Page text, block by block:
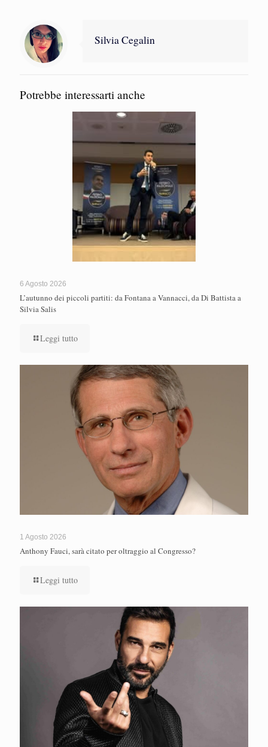
Silvia Cegalin
Potrebbe interessarti anche
6 Agosto 2026
L’autunno dei piccoli partiti: da Fontana a Vannacci, da Di Battista a
Silvia Salis
Leggi tutto
1 Agosto 2026
Anthony Fauci, sarà citato per oltraggio al Congresso?
Leggi tutto